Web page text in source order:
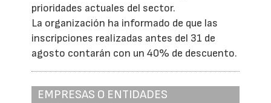
prioridades actuales del sector.
La organización ha informado de que las
inscripciones realizadas antes del 31 de
agosto contarán con un 40% de descuento.
EMPRESAS O ENTIDADES